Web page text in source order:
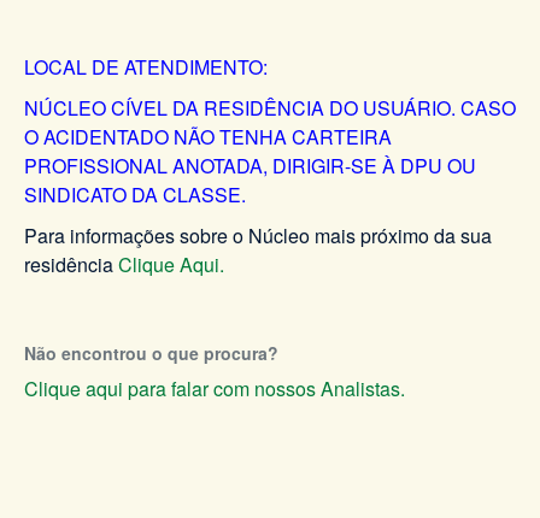
LOCAL DE ATENDIMENTO:
NÚCLEO CÍVEL DA RESIDÊNCIA DO USUÁRIO. CASO
O ACIDENTADO NÃO TENHA CARTEIRA
PROFISSIONAL ANOTADA, DIRIGIR-SE À DPU OU
SINDICATO DA CLASSE.
Para informações sobre o Núcleo mais próximo da sua
residênciaClique Aqui.
Não encontrou o que procura?
Clique aqui para falar com nossos Analistas.